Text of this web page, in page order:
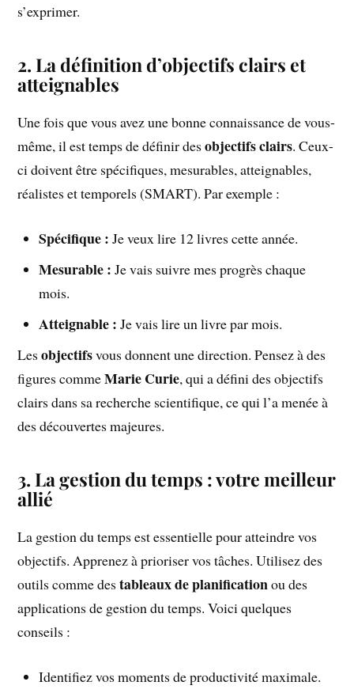
s’exprimer.
2. La définition d’objectifs clairs et
atteignables
Une fois que vous avez une bonne connaissance de vous-
même, il est temps de définir desobjectifs clairs. Ceux-
ci doivent être spécifiques, mesurables, atteignables,
réalistes et temporels (SMART). Par exemple :
Spécifique : Je veux lire 12 livres cette année.
Mesurable : Je vais suivre mes progrès chaque
mois.
Atteignable : Je vais lire un livre par mois.
Lesobjectifsvous donnent une direction. Pensez à des
figures commeMarie Curie, qui a défini des objectifs
clairs dans sa recherche scientifique, ce qui l’a menée à
des découvertes majeures.
3. La gestion du temps : votre meilleur
allié
La gestion du temps est essentielle pour atteindre vos
objectifs. Apprenez à prioriser vos tâches. Utilisez des
outils comme destableaux de planificationou des
applications de gestion du temps. Voici quelques
conseils :
Identifiez vos moments de productivité maximale.